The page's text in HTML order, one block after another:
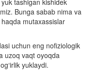
tashigan kishidek
Bunga sabab nima va
mutaxassislar
uchun eng nofiziologik
uzoq vaqt oyoqda
yuklaydi.